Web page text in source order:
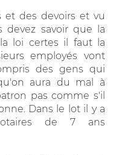
et des devoirs et vu
devez savoir que la
loi certes il faut la
employés vont
des gens qui
aura du mal à
pas comme s'il
Dans le lot il y a
de 7 ans